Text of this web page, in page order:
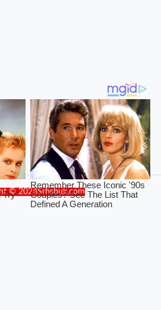
© 2024Srbsbuk.com